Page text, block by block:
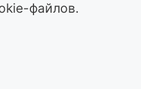
файлов.